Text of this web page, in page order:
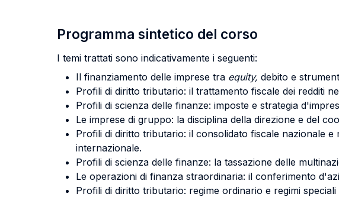
Programma sintetico del corso
I temi trattati sono indicativamente i seguenti:
Il finanziamento delle imprese tra equity, debito e
Profili di diritto tributario: il trattamento fiscale dei redditi
Profili di scienza delle finanze: imposte e strategia
Le imprese di gruppo: la disciplina della direzione e del
Profili di diritto tributario: il consolidato fiscale nazionale e
internazionale.
Profili di scienza delle finanze: la tassazione delle
Le operazioni di finanza straordinaria: il conferimento
Profili di diritto tributario: regime ordinario e regimi